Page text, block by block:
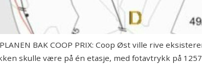
PLANEN BAK COOP PRIX: Coop Øst ville rive
skulle være på én etasje, med fotavtrykk på